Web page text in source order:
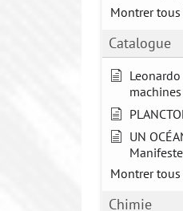
Montrer
Catalogue
machines
UN
Montrer
Chimie